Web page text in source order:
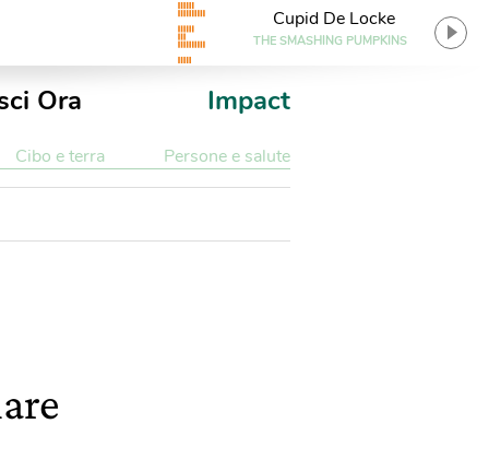
Cupid De Locke
THE SMASHING PUMPKINS
Ora Impact
Cibo e terra Persone e salute